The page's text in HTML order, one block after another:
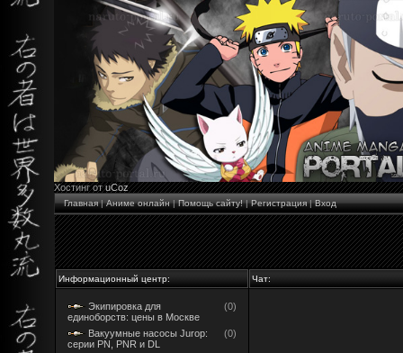
Хостинг отuCoz
Главная|Аниме онлайн|Помощь сайту!|Регистрация|Вход
Информационный центр: Чат:
Экипировка для
единоборств: цены в Москве
(0)
Вакуумные насосы Jurop:
серии PN, PNR и DL
(0)